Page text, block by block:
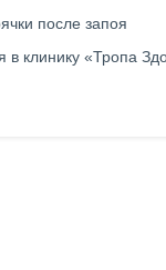
после запоя
в клинику «Тропа